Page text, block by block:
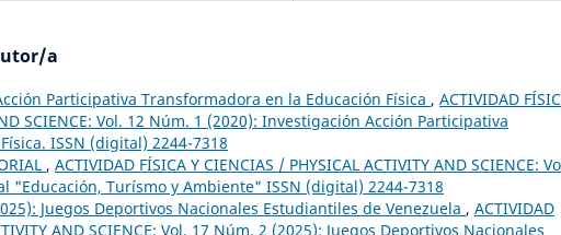
a
Participativa Transformadora en la Educación Física , ACTIVIDAD
SCIENCE: Vol. 12 Núm. 1 (2020): Investigación Acción Participativa
ISSN (digital) 2244-7318
, ACTIVIDAD FÍSICA Y CIENCIAS / PHYSICAL ACTIVITY AND SCIENCE:
"Educación, Turísmo y Ambiente" ISSN (digital) 2244-7318
Juegos Deportivos Nacionales Estudiantiles de Venezuela , ACTIVIDAD
AND SCIENCE: Vol. 17 Núm. 2 (2025): Juegos Deportivos Nacionales